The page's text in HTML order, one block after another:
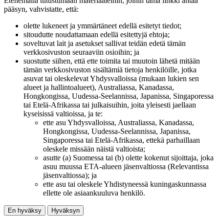
pääsyn, vahvistatte, että:
olette lukeneet ja ymmärtäneet edellä esitetyt tiedot;
sitoudutte noudattamaan edellä esitettyjä ehtoja;
soveltuvat lait ja asetukset sallivat teidän edetä tämän
verkkosivuston seuraaviin osioihin; ja
suostutte siihen, että ette toimita tai muutoin lähetä mitään
tämän verkkosivuston sisältämiä tietoja henkilöille, jotka
asuvat tai oleskelevat Yhdysvalloissa (mukaan lukien sen
alueet ja hallintoalueet), Australiassa, Kanadassa,
Hongkongissa, Uudessa-Seelannissa, Japanissa, Singaporessa
tai Etelä-Afrikassa tai julkaisuihin, joita yleisesti jaellaan
kyseisissä valtioissa, ja te:
ette asu Yhdysvalloissa, Australiassa, Kanadassa,
Hongkongissa, Uudessa-Seelannissa, Japanissa,
Singaporessa tai Etelä-Afrikassa, ettekä parhaillaan
oleskele missään näistä valtioista;
asutte (a) Suomessa tai (b) olette kokenut sijoittaja, joka
asuu muussa ETA-alueen jäsenvaltiossa (Relevantissa
jäsenvaltiossa); ja
ette asu tai oleskele Yhdistyneessä kuningaskunnassa
ellette ole asiaankuuluva henkilö.
En hyväksy Hyväksyn